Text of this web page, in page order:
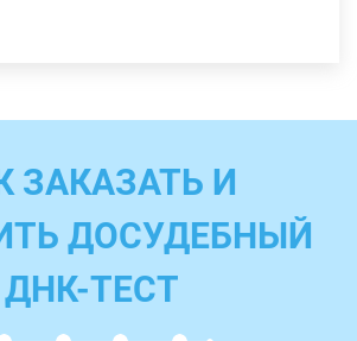
ЗАКАЗАТЬ И
ДОСУДЕБНЫЙ
ДНК-ТЕСТ